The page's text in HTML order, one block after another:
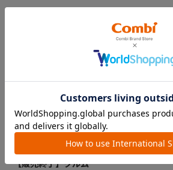
CHECKED ITEM
最近見た商品
【販売終了】クルム